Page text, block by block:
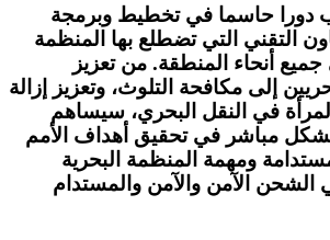
دورا حاسما في تخطيط وبرمجة
التقني التي تضطلع بها المنظمة
جميع أنحاء المنطقة. من تعزيز
إلى مكافحة التلوث، وتعزيز إزالة
في النقل البحري، سيساهم
مباشر في تحقيق أهداف الأمم
ومهمة المنظمة البحرية
الشحن الآمن والآمن والمستدام